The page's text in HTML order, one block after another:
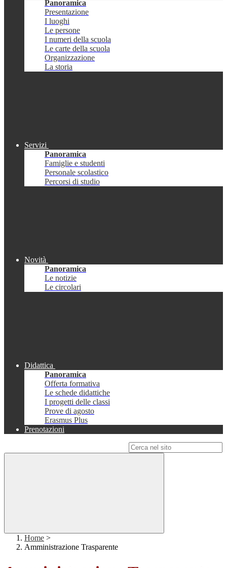
Panoramica
Presentazione
I luoghi
Le persone
I numeri della scuola
Le carte della scuola
Organizzazione
La storia
Servizi
Panoramica
Famiglie e studenti
Personale scolastico
Percorsi di studio
Novità
Panoramica
Le notizie
Le circolari
Didattica
Panoramica
Offerta formativa
Le schede didattiche
I progetti delle classi
Prove di agosto
Erasmus Plus
Prenotazioni
Home >
Amministrazione Trasparente